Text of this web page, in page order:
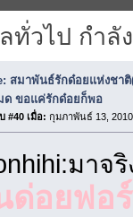
ทั่วไป กำลั
สมาพันธ์รักด๋อยแห่งชา
ด ขอแค่รักด๋อยก็พอ
#40 เมื่อ: กุมภาพันธ์ 13,
มาจ
ด่อยฟอ